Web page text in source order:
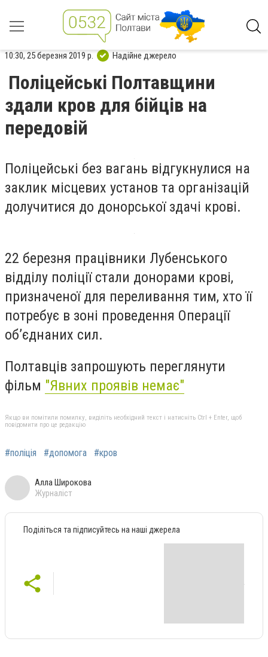
10:30, 25 березня 2019 р. Надійне джерело
Поліцейські Полтавщини
здали кров для бійців на
передовій
Поліцейські без вагань відгукнулися на
заклик місцевих установ та організацій
долучитися до донорської здачі крові.
22 березня працівники Лубенського
відділу поліції стали донорами крові,
призначеної для переливання тим, хто її
потребує в зоні проведення Операції
об’єднаних сил.
Полтавців запрошують переглянути
фільм "Явних проявів немає"
Якщо ви помітили помилку, виділіть необхідний текст і натисніть Ctrl + Enter, щоб
повідомити про це редакцію
#поліція #допомога #кров
Алла Широкова
Журналіст
Поділіться та підписуйтесь на наші джерела